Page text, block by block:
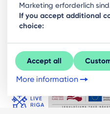
Ready to stay in the
community? Subscribe
Sign Up
Marketing erforderlich
If you accept additional
choice:
Accept all
More information